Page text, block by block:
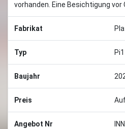
vorhanden. Eine Besichtigung vor
Fabrikat
Typ
Baujahr
Preis
Angebot Nr